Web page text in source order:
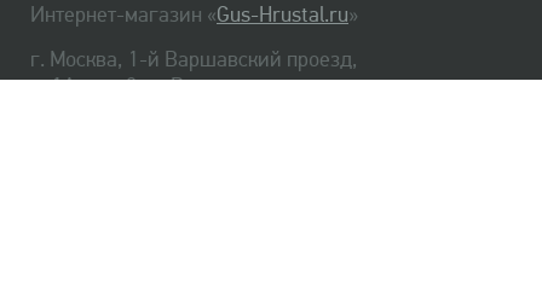
Интернет-магазин «Gus-Hrustal.ru»
г. Москва, 1-й Варшавский проезд,
д. 1А, стр. 3, м. Варшавская